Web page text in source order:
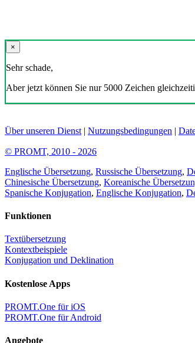
×
Sehr schade,
Aber jetzt können Sie nur 5000 Zeichen
Über unseren Dienst | Nutzungsbedingungen |
© PROMT, 2010 - 2026
Englische Übersetzung, Russische Übersetzung,
Chinesische Übersetzung, Koreanische
Spanische Konjugation, Englische Konjugation,
Funktionen
Textübersetzung
Kontextbeispiele
Konjugation und Deklination
Kostenlose Apps
PROMT.One für iOS
PROMT.One für Android
Angebote